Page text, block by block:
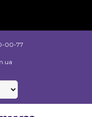
00-77